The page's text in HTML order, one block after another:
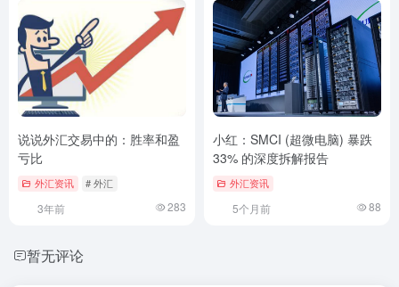
说说外汇交易中的：胜率和盈
亏比
外汇资讯 # 外汇
3年前 283
小红：SMCI (超微电脑) 暴跌
33% 的深度拆解报告
外汇资讯
5个月前 88
暂无评论